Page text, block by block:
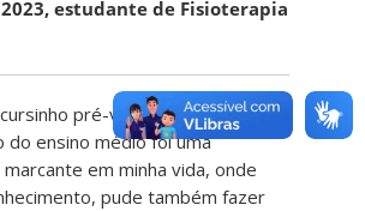
estudante de Fisioterapia
pré-vestibular solidário
do ensino médio foi uma
em minha vida, onde
pude também fazer